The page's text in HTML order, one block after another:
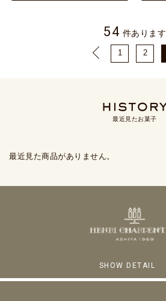
54 件あります
1 2
最近見たお菓子
最近見た商品がありません。
SHOW DETAIL